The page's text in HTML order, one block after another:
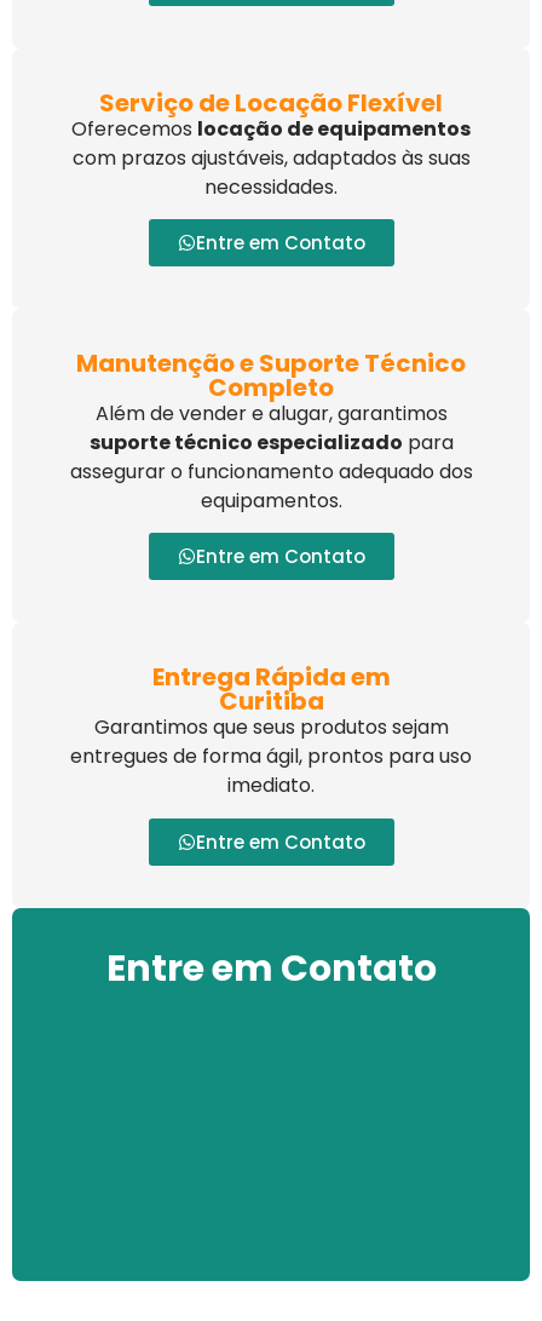
Serviço de Locação Flexível
Oferecemos locação de equipamentos
com prazos ajustáveis, adaptados às suas
necessidades.
Entre em Contato
Manutenção e Suporte Técnico
Completo
Além de vender e alugar, garantimos
suporte técnico especializado para
assegurar o funcionamento adequado dos
equipamentos.
Entre em Contato
Entrega Rápida em
Curitiba
Garantimos que seus produtos sejam
entregues de forma ágil, prontos para uso
imediato.
Entre em Contato
Entre em Contato